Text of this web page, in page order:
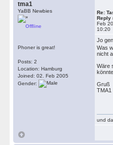
tma1
YaBB Newbies
Offline
Phoner is great!
Posts: 2
Location: Hamburg
Joined: 02. Feb 2005
Gender:
Re:
Reply
Feb
10:20
Jo
Was
nicht
Wäre
könnte
Gruß
TMA1
und